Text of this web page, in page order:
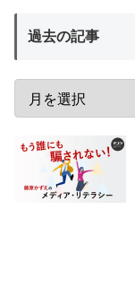
過去の記事